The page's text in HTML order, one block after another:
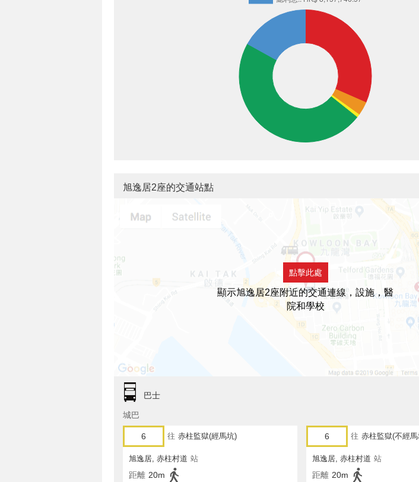
旭逸居2座的交通站點
點擊此處
顯示旭逸居2座附近的交通連線，設施，醫
院和學校
巴士
城巴
6 往 赤柱監獄(經馬坑)
旭逸居, 赤柱村道 站
距離 20m
6 往 赤柱監獄(不經
旭逸居, 赤柱村道 站
距離 20m